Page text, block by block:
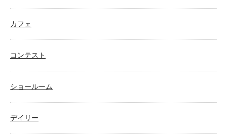
カフェ
コンテスト
ショールーム
デイリー